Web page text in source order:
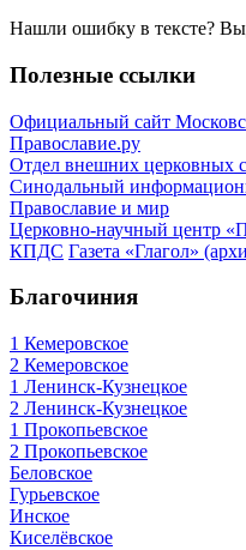
Нашли ошибку в тексте?
Полезные ссылки
Официальный сайт
Православие.ру
Отдел внешних церковных
Синодальный
Православие и мир
Церковно-научный центр
КПДС Газета «Глагол»
Благочиния
1 Кемеровское
2 Кемеровское
1 Ленинск-Кузнецкое
2 Ленинск-Кузнецкое
1 Прокопьевское
2 Прокопьевское
Беловское
Гурьевское
Инское
Киселёвское